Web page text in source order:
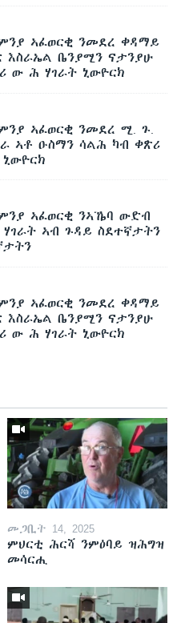
ኣፈወርቂ ንመደረ ቀዳማይ
እስራኤል ቤንያሚን ናታንያሁ
ው ሕ ሃገራት ኒውዮርክ
ኣፈወርቂ ንመደረ ሚ. ጉ.
ኣቶ ዑስማን ሳልሕ ካብ ቀጽሪ
ኣፈወርቂ ንኣኼባ ውድብ
ኣብ ጉዳይ ስደተኛታትን
ኣፈወርቂ ንመደረ ቀዳማይ
እስራኤል ቤንያሚን ናታንያሁ
ው ሕ ሃገራት ኒውዮርክ
መጋቢት 14, 2025
ምህርቲ ሕርሻ ንምዕባይ ዝሕግዝ
መሳርሒ